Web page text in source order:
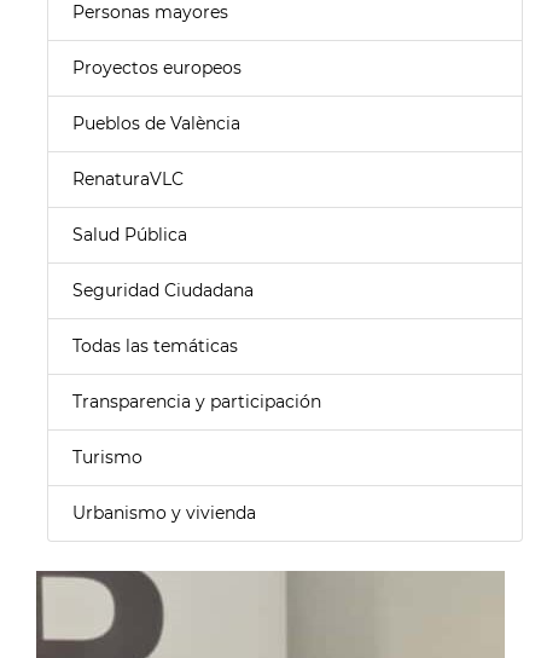
Personas mayores
Proyectos europeos
Pueblos de València
RenaturaVLC
Salud Pública
Seguridad Ciudadana
Todas las temáticas
Transparencia y participación
Turismo
Urbanismo y vivienda